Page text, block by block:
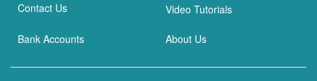
Contact Us Video Tutorials
Bank Accounts About Us